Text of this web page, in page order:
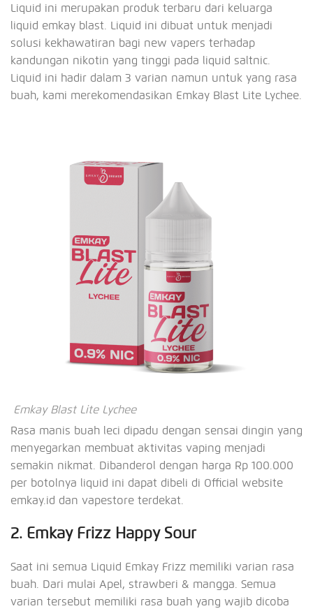
Liquid ini merupakan produk terbaru dari keluarga
liquid emkay blast. Liquid ini dibuat untuk menjadi
solusi kekhawatiran bagi new vapers terhadap
kandungan nikotin yang tinggi pada liquid saltnic.
Liquid ini hadir dalam 3 varian namun untuk yang rasa
buah, kami merekomendasikan Emkay Blast Lite Lychee.
Emkay Blast Lite Lychee
Rasa manis buah leci dipadu dengan sensai dingin yang
menyegarkan membuat aktivitas vaping menjadi
semakin nikmat. Dibanderol dengan harga Rp 100.000
per botolnya liquid ini dapat dibeli di Official website
emkay.id dan vapestore terdekat.
2. Emkay Frizz Happy Sour
Saat ini semua Liquid Emkay Frizz memiliki varian rasa
buah. Dari mulai Apel, strawberi & mangga. Semua
varian tersebut memiliki rasa buah yang wajib dicoba